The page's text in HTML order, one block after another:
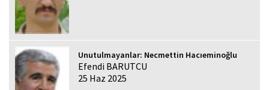
Unutulmayanlar: Necmettin Hacıeminoğlu
Efendi BARUTCU
25 Haz 2025